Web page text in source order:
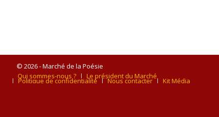
© 2026 - Marché de la Poésie
Qui sommes-nous ?
Le président du Marché
Politique de confidentialité Nous contacter Kit Média